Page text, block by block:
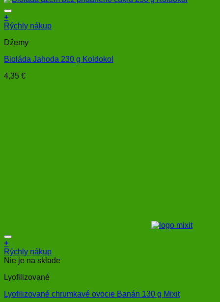
+
Rýchly nákup
Džemy
Bioláda Jahoda 230 g Koldokol
4,35 €
+
Rýchly nákup
Nie je na sklade
Lyofilizované
Lyofilizované chrumkavé ovocie Banán 130 g Mixit